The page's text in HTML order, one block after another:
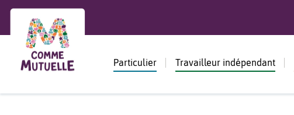
Particulier Travailleur indépendant